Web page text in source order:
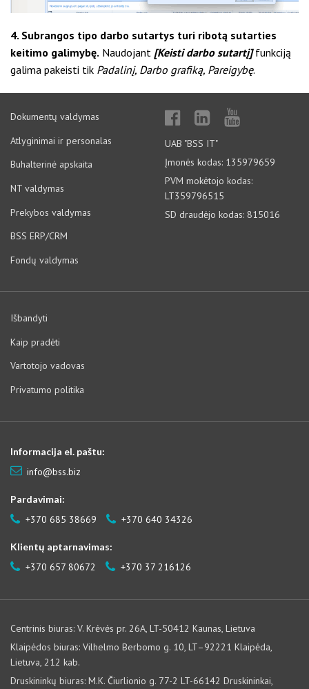
4. Subrangos tipo darbo sutartys turi ribotą sutarties
keitimo galimybę. Naudojant [Keisti darbo sutartį]funkciją
galima pakeisti tik Padalinį, Darbo grafiką, Pareigybę.
Dokumentų valdymas
Atlyginimai ir personalas
Buhalterinė apskaita
NT valdymas
Prekybos valdymas
BSS ERP/CRM
Fondų valdymas
UAB "BSS IT"
Įmonės kodas: 135979659
PVM mokėtojo kodas:
LT359796515
SD draudėjo kodas: 815016
Išbandyti
Kaip pradėti
Vartotojo vadovas
Privatumo politika
Informacija el. paštu:
info@bss.biz
Pardavimai:
+370 685 38669 +370 640 34326
Klientų aptarnavimas:
+370 657 80672 +370 37 216126
Centrinis biuras: V. Krėvės pr. 26A, LT-50412 Kaunas, Lietuva
Klaipėdos biuras: Vilhelmo Berbomo g. 10, LT–92221 Klaipėda,
Lietuva, 212 kab.
Druskininkų biuras: M.K. Čiurlionio g. 77-2 LT-66142 Druskininkai,